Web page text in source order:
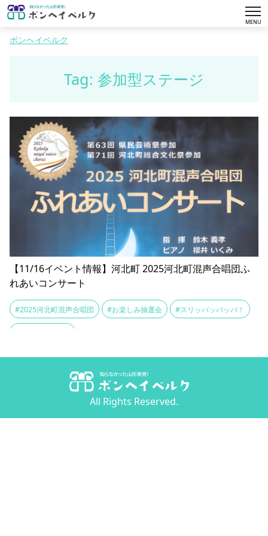
MENU
ボンヘイベルク
Tag: 参加型ステージ
【11/16イベント情報】河北町 2025河北町混声合唱団ふ
れあいコンサート
#2025河北町混声合唱団 #お楽しみ抽選会 #スリッパッパッパ！
All Rights Reserved.